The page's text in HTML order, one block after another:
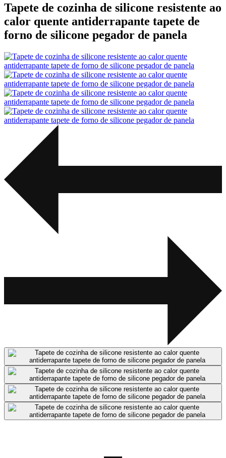
Tapete de cozinha de silicone resistente ao
calor quente antiderrapante tapete de
forno de silicone pegador de panela